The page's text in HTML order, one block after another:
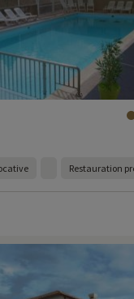
Restauration